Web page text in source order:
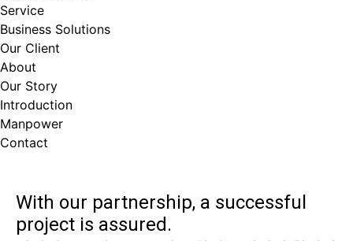
Service
Business Solutions
Our Client
About
Our Story
Introduction
Manpower
Contact
With our partnership, a successful
project is assured.